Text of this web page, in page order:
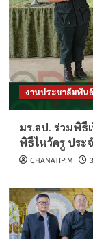
งานประชาสัมพัน
มร.ลป. ร่วมพิธี
พิธีไหว้ครู ประ
CHANATIP.M